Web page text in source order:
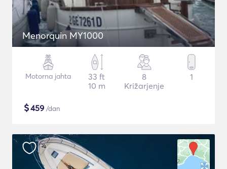
Menorquin MY1000
Motorna jahta
33 ft
10 m
8
Križarjenje
1
$459 /dan